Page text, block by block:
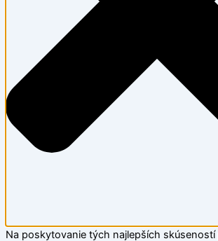
Na poskytovanie tých najlepších skúseností